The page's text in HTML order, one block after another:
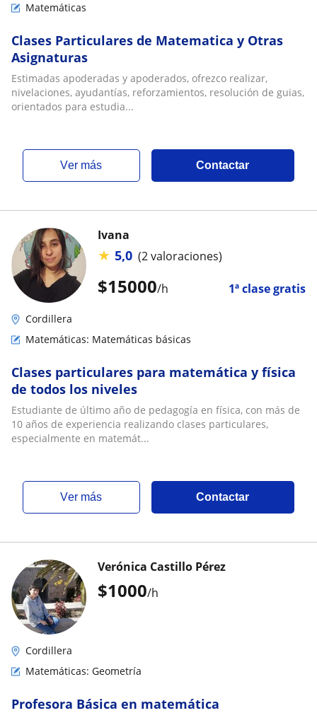
Matemáticas
Clases Particulares de Matematica y Otras
Asignaturas
Estimadas apoderadas y apoderados, ofrezco realizar,
nivelaciones, ayudantías, reforzamientos, resolución de guias,
orientados para estudia...
ver más Contactar
$15000/h 1ª clase gratis
Ivana
★ 5,0 (2 valoraciones)
Cordillera
Matemáticas: Matemáticas básicas
Clases particulares para matemática y física
de todos los niveles
Estudiante de último año de pedagogía en física, con más de
10 años de experiencia realizando clases particulares,
especialmente en matemát...
ver más Contactar
$1000/h
Verónica Castillo Pérez
Cordillera
Matemáticas: Geometría
Profesora Básica en matemática